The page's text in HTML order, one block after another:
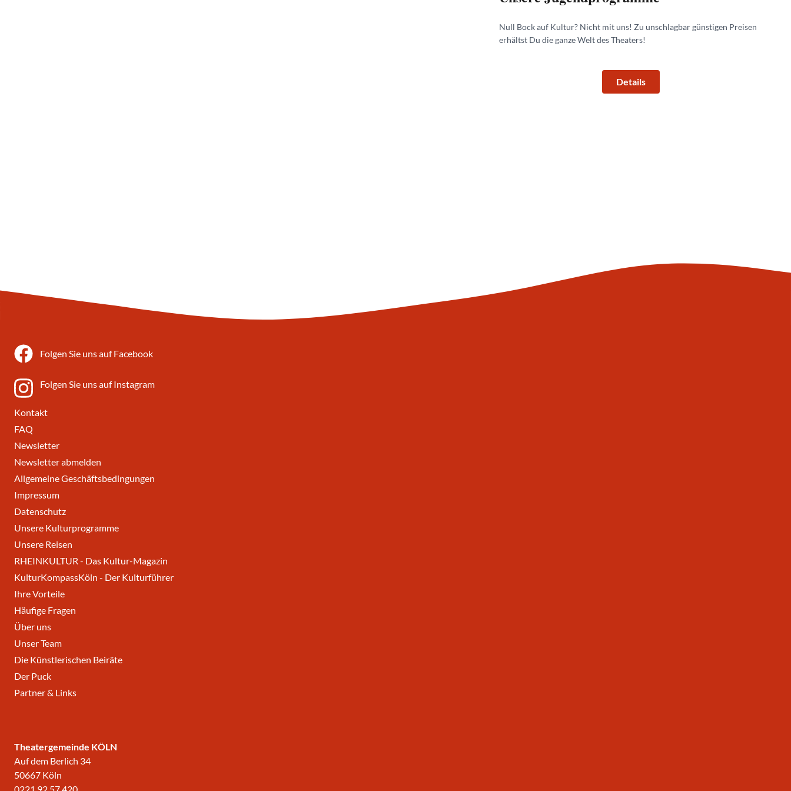
Null Bock auf Kultur? Nicht mit uns! Zu unschlagbar günstigen Preisen
erhältst Du die ganze Welt des Theaters!
Details
Folgen Sie uns auf Facebook
Folgen Sie uns auf Instagram
Kontakt
FAQ
Newsletter
Newsletter abmelden
Allgemeine Geschäftsbedingungen
Impressum
Datenschutz
Unsere Kulturprogramme
Unsere Reisen
RHEINKULTUR - Das Kultur-Magazin
KulturKompassKöln - Der Kulturführer
Ihre Vorteile
Häufige Fragen
Über uns
Unser Team
Die Künstlerischen Beiräte
Der Puck
Partner & Links
Theatergemeinde KÖLN
Auf dem Berlich 34
50667 Köln